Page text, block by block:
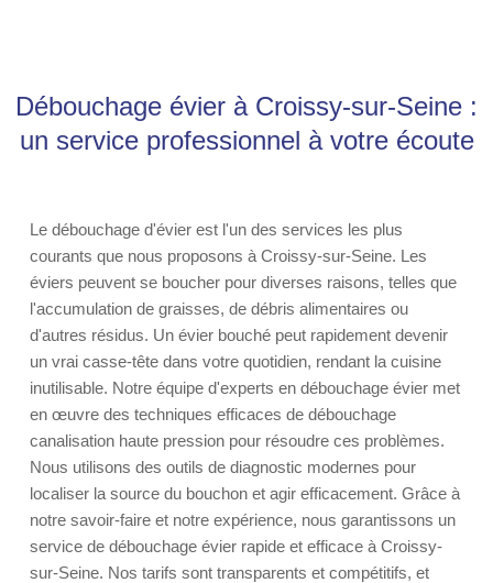
Débouchage évier à Croissy-sur-Seine :
un service professionnel à votre écoute
Le débouchage d'évier est l'un des services les plus
courants que nous proposons à Croissy-sur-Seine. Les
éviers peuvent se boucher pour diverses raisons, telles que
l'accumulation de graisses, de débris alimentaires ou
d'autres résidus. Un évier bouché peut rapidement devenir
un vrai casse-tête dans votre quotidien, rendant la cuisine
inutilisable. Notre équipe d'experts en débouchage évier met
en œuvre des techniques efficaces de débouchage
canalisation haute pression pour résoudre ces problèmes.
Nous utilisons des outils de diagnostic modernes pour
localiser la source du bouchon et agir efficacement. Grâce à
notre savoir-faire et notre expérience, nous garantissons un
service de débouchage évier rapide et efficace à Croissy-
sur-Seine. Nos tarifs sont transparents et compétitifs, et